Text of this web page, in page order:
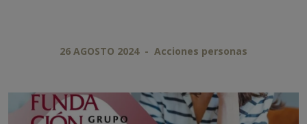
26 AGOSTO 2024 - Acciones personas